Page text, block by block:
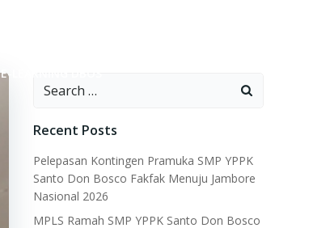
E-LEARNING DBOS
Search
Recent Posts
Pelepasan Kontingen Pramuka SMP YPPK
Santo Don Bosco Fakfak Menuju Jambore
Nasional 2026
MPLS Ramah SMP YPPK Santo Don Bosco